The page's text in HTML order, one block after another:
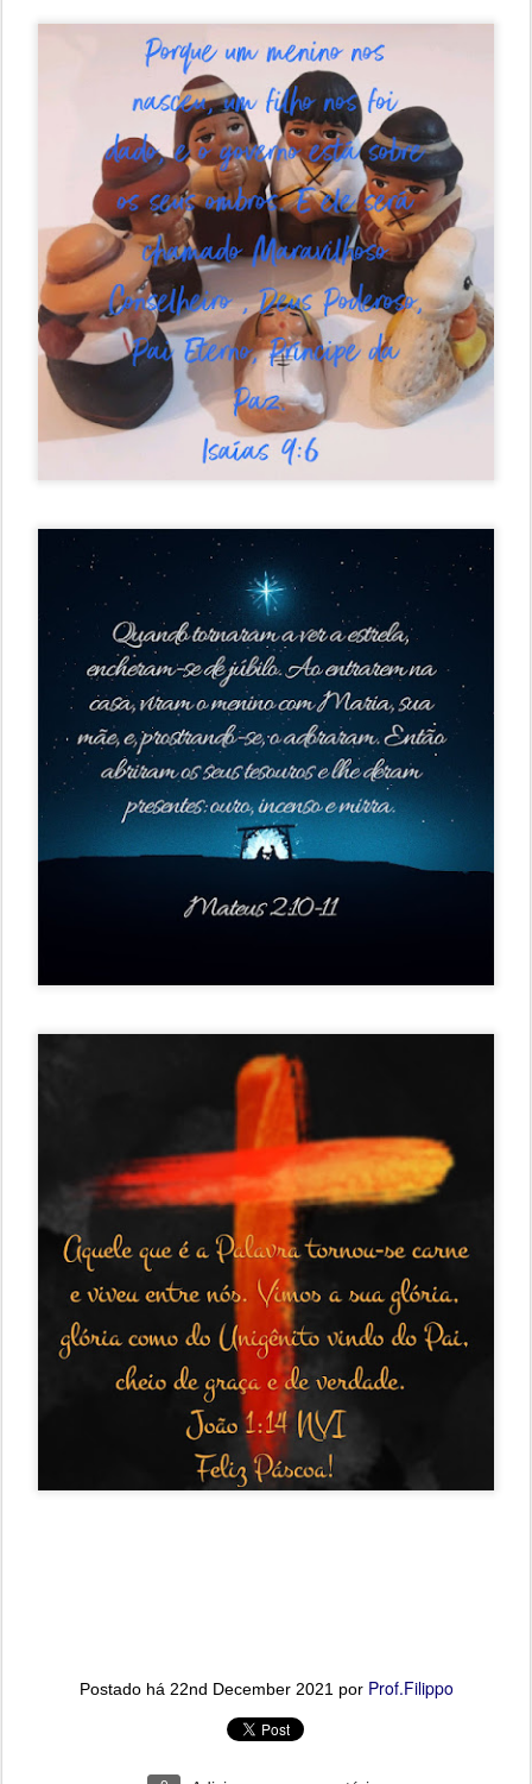
Postado há 22nd December 2021 por Prof.Filippo